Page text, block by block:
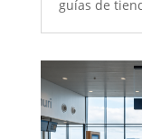
guías de